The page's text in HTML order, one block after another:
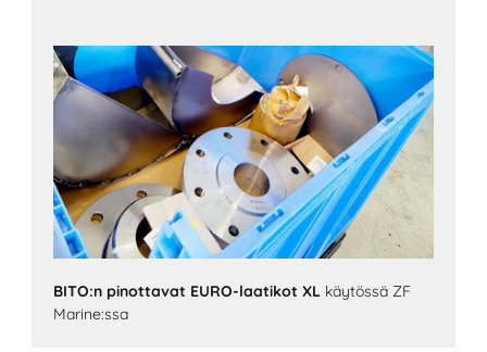
BITO:n pinottavat EURO-laatikot XL käytössä ZF
Marine:ssa